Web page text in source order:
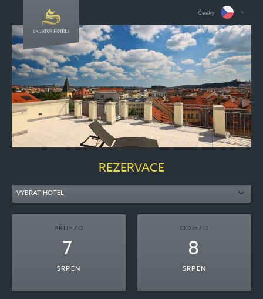
Česky
REZERVACE
VYBRAT HOTEL
PŘÍJEZD
7
SRPEN
ODJEZD
8
SRPEN